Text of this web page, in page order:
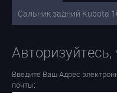
Сальник задний Kubota
Введите Ваш Адрес
почты: